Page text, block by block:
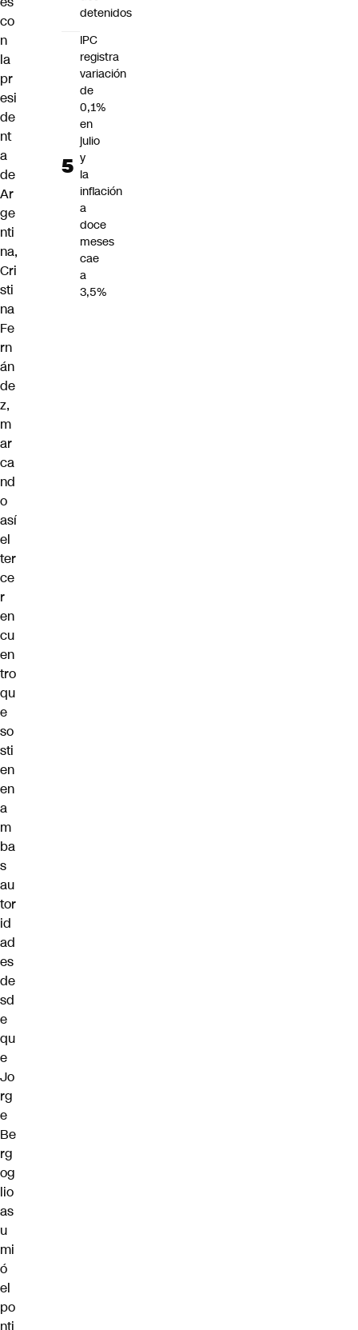
co
n
la
pr
esi
de
nt
a
de
Ar
ge
nti
na,
Cri
sti
na
Fe
rn
án
de
z,
m
ar
ca
nd
o
así
el
ter
ce
r
en
cu
en
tro
qu
e
so
sti
en
en
a
m
ba
s
au
tor
id
ad
es
de
sd
e
qu
e
Jo
rg
e
Be
rg
og
lio
as
u
mi
ó
el
po
nti
detenidos
IPC
registra
variación
de
0,1%
en
julio
y
la
inflación
a
doce
meses
cae
a
3,5%